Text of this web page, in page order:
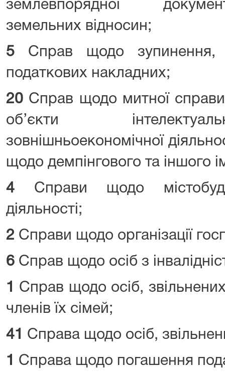
землевпорядної
земельних відносин;
5 Справ щодо зупинення,
податкових накладних;
20 Справ щодо митної
об’єкти
зовнішньоекономічної
щодо демпінгового та іншого
4 Справи щодо
діяльності;
2 Справи щодо організації
6 Справ щодо осіб з
1
Справ щодо осіб,
членів їх сімей;
41 Справа щодо осіб,
1
Справа щодо погашення